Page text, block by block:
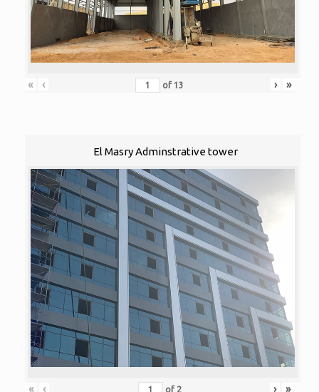
« ‹ of 13 › »
El Masry Adminstrative tower
« ‹ of 2 › »